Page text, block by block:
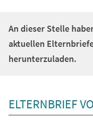
An dieser Stelle
aktuellen
herunterzuladen.
ELTERNBRIEF